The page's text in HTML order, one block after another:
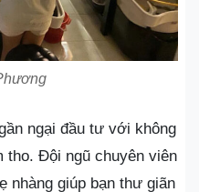
ngại đầu tư với không
tho. Đội ngũ chuyên viên
nhàng giúp bạn thư giãn